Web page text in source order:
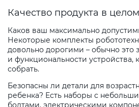
Качество продукта в целом
Каков ваш максимально
Некоторые комплекты
довольно дорогими – обычно это
и функциональности устройства,
собрать.
Безопасны ли детали для
ребенка? Есть наборы с
болтами, электрическими